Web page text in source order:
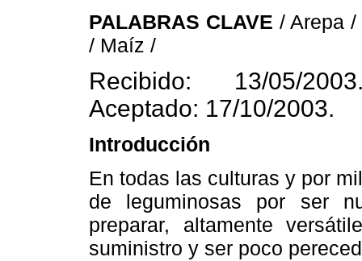
PALABRAS CLAVE / Arepa
/ Maíz /
Recibido: 13/05/
Aceptado: 17/10/2003.
Introducción
En todas las culturas y por
de leguminosas por ser
preparar, altamente
suministro y ser poco